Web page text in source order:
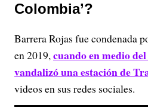
Colombia’?
Barrera Rojas fue condenada
en 2019,cuando en medio
vandalizó una estación de
videos en sus redes sociales.